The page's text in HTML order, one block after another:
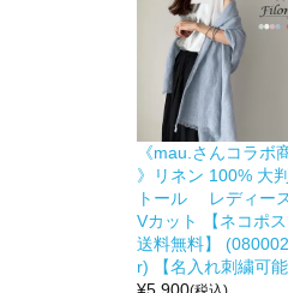
《mau.さんコラボ
》リネン 100% 大
トール レディー
Vカット 【ネコポ
送料無料】
r) 【名入れ刺繍可能